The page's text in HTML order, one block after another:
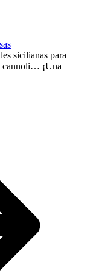
sicilianas para
cannoli… ¡Una